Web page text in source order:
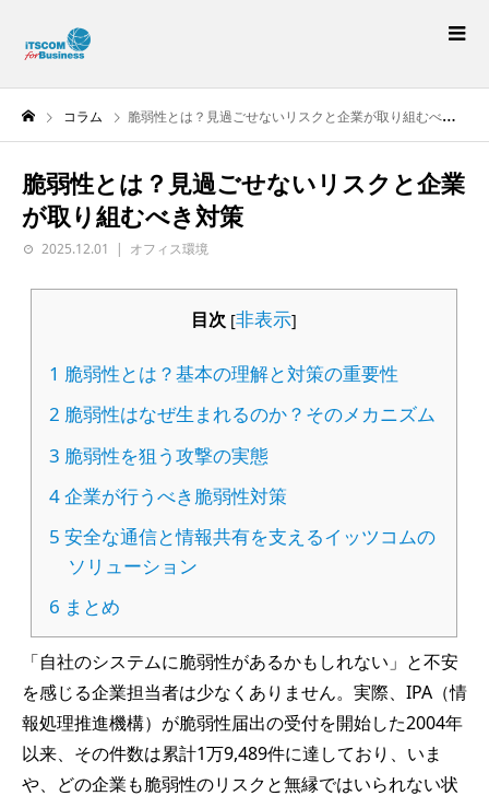
コラム 脆弱性とは？見過ごせないリスクと企業が取り組むべき対策
脆弱性とは？見過ごせないリスクと企業
が取り組むべき対策
2025.12.01 オフィス環境
目次 [非表示]
1 脆弱性とは？基本の理解と対策の重要性
2 脆弱性はなぜ生まれるのか？そのメカニズム
3 脆弱性を狙う攻撃の実態
4企業が行うべき脆弱性対策
5 安全な通信と情報共有を支えるイッツコムの
ソリューション
6 まとめ
「自社のシステムに脆弱性があるかもしれない」と不安
を感じる企業担当者は少なくありません。実際、IPA（情
報処理推進機構）が脆弱性届出の受付を開始した2004年
以来、その件数は累計1万9,489件に達しており、いま
や、どの企業も脆弱性のリスクと無縁ではいられない状